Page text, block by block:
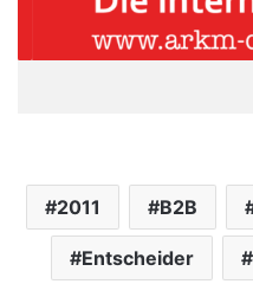
2011 B2B
Entscheider